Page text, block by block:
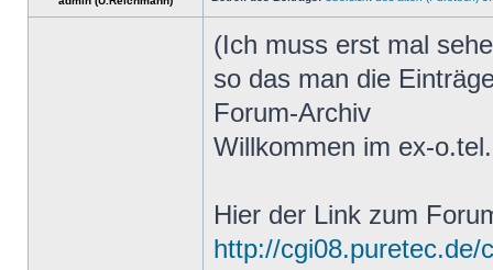
(Ich muss erst mal
so das man die
Forum-Archiv
Willkommen im ex-
Hier der Link zum
http://cgi08.puretec.de/